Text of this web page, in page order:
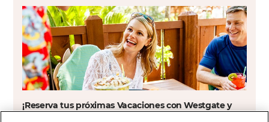
¡Reserva tus próximas Vacaciones con Westgate y